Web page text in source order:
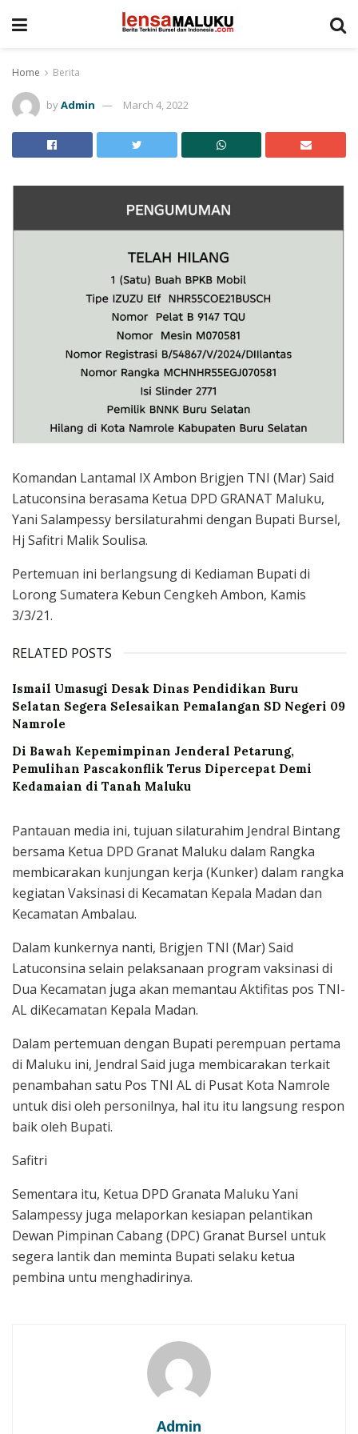
Home Berita
byAdmin March 4, 2022
Komandan Lantamal IX Ambon Brigjen TNI (Mar) Said
Latuconsina berasama Ketua DPD GRANAT Maluku,
Yani Salampessy bersilaturahmi dengan Bupati Bursel,
Hj Safitri Malik Soulisa.
Pertemuan ini berlangsung di Kediaman Bupati di
Lorong Sumatera Kebun Cengkeh Ambon, Kamis
3/3/21.
RELATED POSTS
Ismail Umasugi Desak Dinas Pendidikan Buru
Selatan Segera Selesaikan Pemalangan SD Negeri 09
Namrole
Di Bawah Kepemimpinan Jenderal Petarung,
Pemulihan Pascakonflik Terus Dipercepat Demi
Kedamaian di Tanah Maluku
Pantauan media ini, tujuan silaturahim Jendral Bintang
bersama Ketua DPD Granat Maluku dalam Rangka
membicarakan kunjungan kerja (Kunker) dalam rangka
kegiatan Vaksinasi di Kecamatan Kepala Madan dan
Kecamatan Ambalau.
Dalam kunkernya nanti, Brigjen TNI (Mar) Said
Latuconsina selain pelaksanaan program vaksinasi di
Dua Kecamatan juga akan memantau Aktifitas pos TNI-
AL diKecamatan Kepala Madan.
Dalam pertemuan dengan Bupati perempuan pertama
di Maluku ini, Jendral Said juga membicarakan terkait
penambahan satu Pos TNI AL di Pusat Kota Namrole
untuk disi oleh personilnya, hal itu itu langsung respon
baik oleh Bupati.
Safitri
Sementara itu, Ketua DPD Granata Maluku Yani
Salampessy juga melaporkan kesiapan pelantikan
Dewan Pimpinan Cabang (DPC) Granat Bursel untuk
segera lantik dan meminta Bupati selaku ketua
pembina untu menghadirinya.
Admin